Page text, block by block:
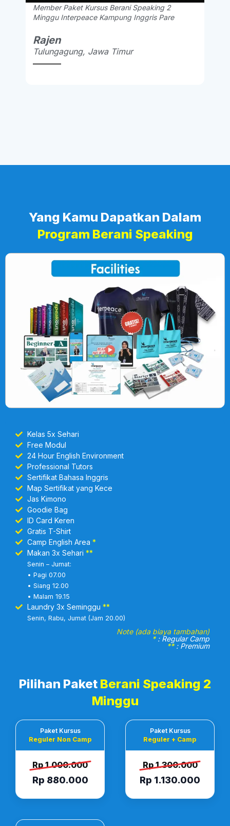
Member Paket Kursus Berani Speaking 2
Minggu Interpeace Kampung Inggris Pare
Rajen
Tulungagung, Jawa Timur
Yang Kamu Dapatkan Dalam
Program Berani Speaking
Kelas 5x Sehari
Free Modul
24 Hour English Environment
Professional Tutors
Sertifikat Bahasa Inggris
Map Sertifikat yang Kece
Jas Kimono
Goodie Bag
ID Card Keren
Gratis T-Shirt
Camp English Area *
Makan 3x Sehari **
Senin – Jumat:
• Pagi 07.00
• Siang 12.00
• Malam 19.15
Laundry 3x Seminggu **
Senin, Rabu, Jumat (Jam 20.00)
Note (ada biaya tambahan)
*: Regular Camp
**: Premium
Pilihan Paket Berani Speaking 2
Minggu
Paket Kursus
Reguler Non Camp
Rp 1.000.000
Rp 880.000
Paket Kursus
Reguler + Camp
Rp 1.300.000
Rp 1.130.000